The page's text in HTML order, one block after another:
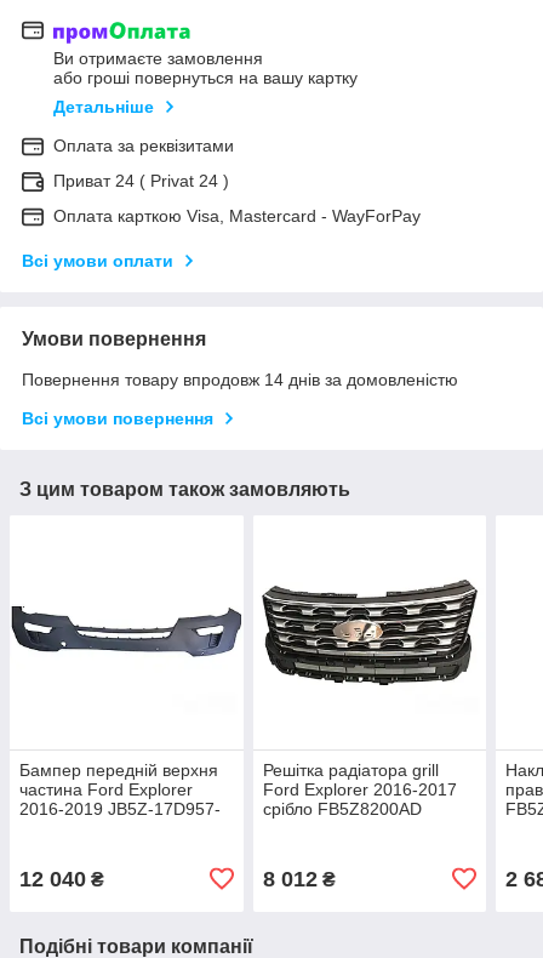
Ви отримаєте замовлення
або гроші повернуться на вашу картку
Детальніше
Оплата за реквізитами
Приват 24 ( Privat 24 )
Оплата карткою Visa, Mastercard - WayForPay
Всі умови оплати
Умови повернення
Повернення товару впродовж 14 днів за домовленістю
Всі умови повернення
З цим товаром також замовляють
Бампер передній верхня
частина Ford Explorer
2016-2019 JB5Z-17D957-
12 040 ₴
Решітка радіатора grill
Ford Explorer 2016-2017
срібло FB5Z8200AD
8 012₴ 2
Подібні товари компанії